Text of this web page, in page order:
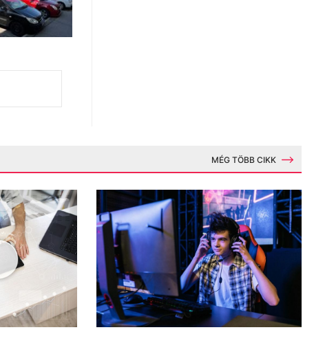
MÉG TÖBB CIKK